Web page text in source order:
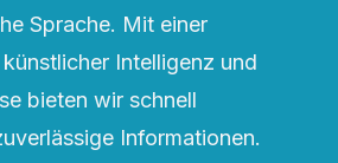
Sprache. Mit einer
Intelligenz und
bieten wir schnell
Informationen.